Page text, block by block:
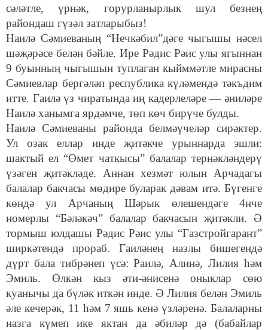
сәләтле, үрнәк, горурланырлык шул безнең
райондаш гүзәл затларыбыз!
Наилә Сәмиеваның “Нечкәбил”дәге чыгышы нәсел
шәҗәрәсе белән бәйле. Ире Рәдис Рәис улы ягыннан
9 буынның чыгышын туплаган кыйммәтле мирасны
Сәмиевлар бергәләп республика күләмендә тәкъдим
итте. Гаилә үз чиратында иң кадерлеләре — әниләре
Наилә ханымга ярдәмче, төп көч бирүче булды.
Наилә Сәмиеваны районда белмәүчеләр сирәктер.
Ул озак еллар инде җитәкче урыннарда эшли:
шактый ел “Өмет чаткысы” балалар тернәкләндерү
үзәген җитәкләде. Аннан хезмәт юлын Арчадагы
балалар бакчасы мөдире буларак дәвам итә. Бүгенге
көндә ул Арчаның Шәрык өлешендәге 4нче
номерлы “Бәләкәч” балалар бакчасын җитәкли. Ә
тормыш юлдашы Рәдис Рәис улы “Газстройгарант”
ширкәтендә прораб. Гаиләнең назлы бишегендә
дүрт бала тибрәнеп үсә: Раилә, Алинә, Лилия һәм
Эмиль. Өлкән кыз әти-әнисенә оныклар сөю
куанычы да бүләк иткән инде. Ә Лилия белән Эмиль
әле кечерәк, 11 һәм 7 яшь кенә үзләренә. Балаларны
назга күмеп ике яктан да әбиләр дә (бабайлар